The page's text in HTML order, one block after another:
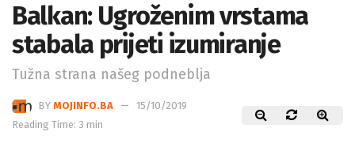
Balkan: Ugroženim vrstama
stabala prijeti izumiranje
Tužna strana našeg podneblja
BY MOJINFO.BA
15/10/2019
Reading Time: 3 min